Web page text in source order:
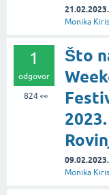
21.02.2023.
Monika Kiris
1
odgovor
824👀
Što
09.02.2023.
Monika Kiris